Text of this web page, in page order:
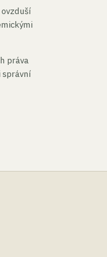
práva
správní